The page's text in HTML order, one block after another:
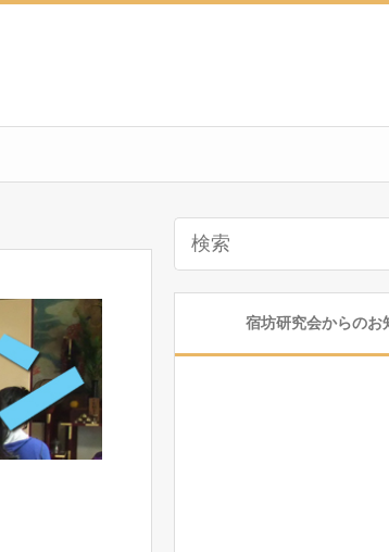
宿坊研究会からのお